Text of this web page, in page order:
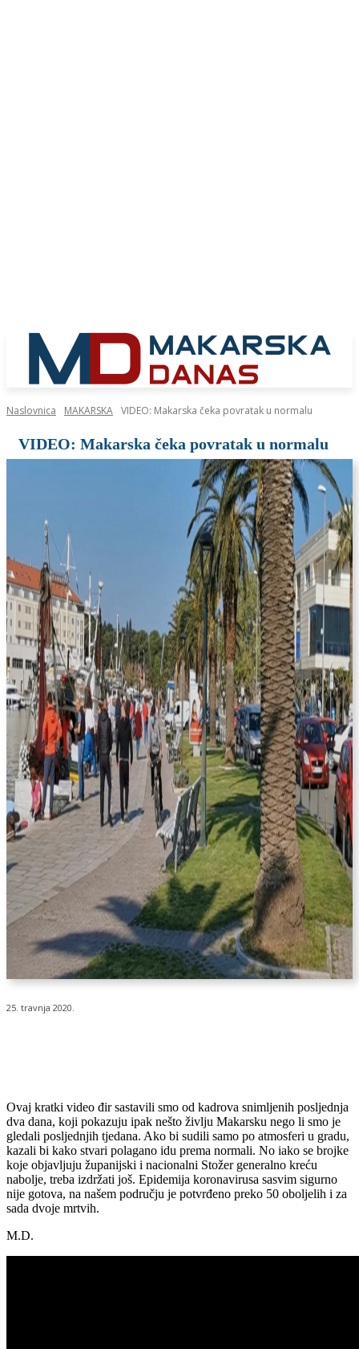
Naslovnica MAKARSKA VIDEO: Makarska čeka povratak u normalu
VIDEO: Makarska čeka povratak u normalu
25. travnja 2020.
Ovaj kratki video đir sastavili smo od kadrova snimljenih posljednja
dva dana, koji pokazuju ipak nešto življu Makarsku nego li smo je
gledali posljednjih tjedana. Ako bi sudili samo po atmosferi u gradu,
kazali bi kako stvari polagano idu prema normali. No iako se brojke
koje objavljuju županijski i nacionalni Stožer generalno kreću
nabolje, treba izdržati još. Epidemija koronavirusa sasvim sigurno
nije gotova, na našem području je potvrđeno preko 50 oboljelih i za
sada dvoje mrtvih.
M.D.